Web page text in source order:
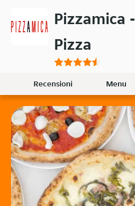
contenuto
Pizzamica -
Pizza
Recensioni Menu